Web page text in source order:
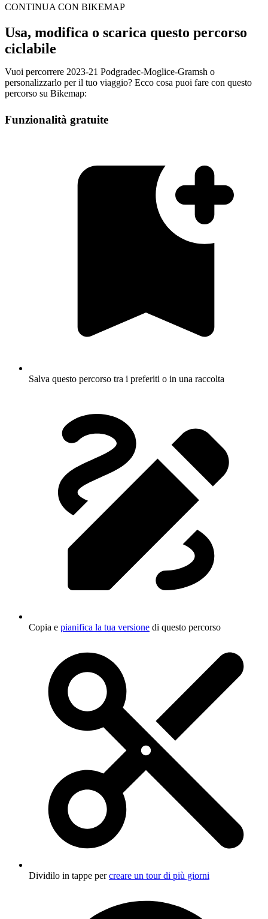
CONTINUA CON BIKEMAP
Usa, modifica o scarica questo percorso
ciclabile
Vuoi percorrere 2023-21 Podgradec-Moglice-Gramsh o
personalizzarlo per il tuo viaggio? Ecco cosa puoi fare con questo
percorso su Bikemap:
Funzionalità gratuite
Salva questo percorso tra i preferiti o in una raccolta
Copia e pianifica la tua versione di questo percorso
Dividilo in tappe percreare un tour di più giorni